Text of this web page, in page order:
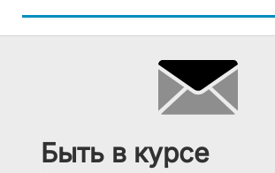
Быть в курсе